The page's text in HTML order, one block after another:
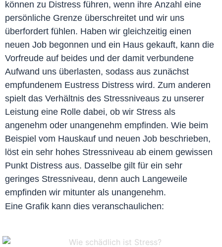
können zu Distress führen, wenn ihre Anzahl eine
persönliche Grenze überschreitet und wir uns
überfordert fühlen. Haben wir gleichzeitig einen
neuen Job begonnen und ein Haus gekauft, kann die
Vorfreude auf beides und der damit verbundene
Aufwand uns überlasten, sodass aus zunächst
empfundenem Eustress Distress wird. Zum anderen
spielt das Verhältnis des Stressniveaus zu unserer
Leistung eine Rolle dabei, ob wir Stress als
angenehm oder unangenehm empfinden. Wie beim
Beispiel vom Hauskauf und neuen Job beschrieben,
löst ein sehr hohes Stressniveau ab einem gewissen
Punkt Distress aus. Dasselbe gilt für ein sehr
geringes Stressniveau, denn auch Langeweile
empfinden wir mitunter als unangenehm.
Eine Grafik kann dies veranschaulichen: